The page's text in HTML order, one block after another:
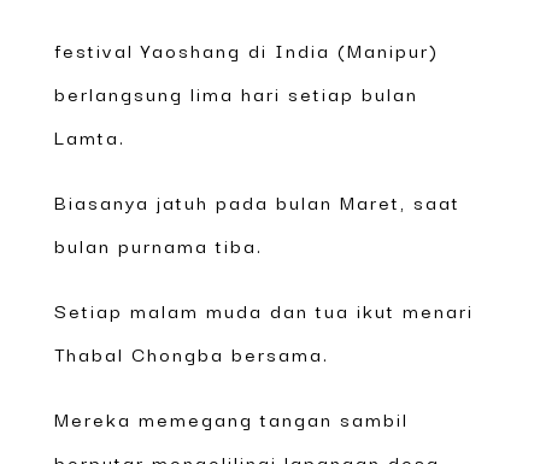
festival Yaoshang di India (Manipur)
berlangsung lima hari setiap bulan
Lamta.
Biasanya jatuh pada bulan Maret, saat
bulan purnama tiba.
Setiap malam muda dan tua ikut menari
Thabal Chongba bersama.
Mereka memegang tangan sambil